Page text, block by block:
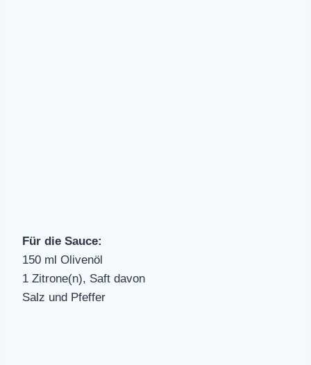
Für die Sauce:
150 ml Olivenöl
1 Zitrone(n), Saft davon
Salz und Pfeffer